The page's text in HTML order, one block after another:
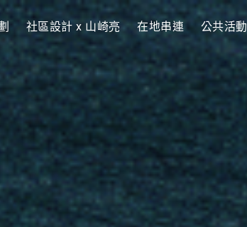
社區設計 x 山崎亮 在地串連 公共活動